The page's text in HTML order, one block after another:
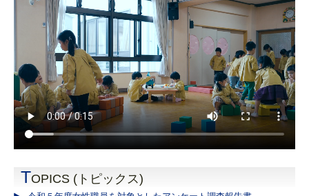
TOPICS (トピックス)